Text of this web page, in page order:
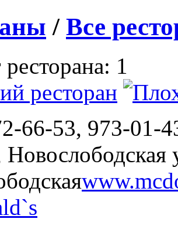
/ Все
1
66-53, 973-01-